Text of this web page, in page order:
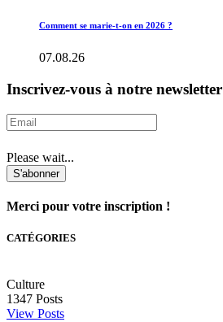
Comment se marie-t-on en 2026 ?
07.08.26
Inscrivez-vous à notre newsletter
Please wait...
S'abonner
Merci pour votre inscription !
CATÉGORIES
Culture
1347 Posts
View Posts